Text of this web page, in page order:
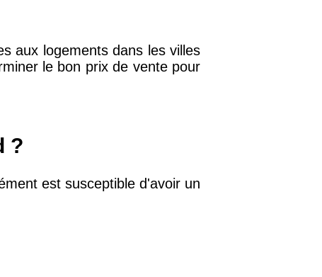
34 €
aux logements dans les villes
le bon prix de vente pour
?
est susceptible d'avoir un